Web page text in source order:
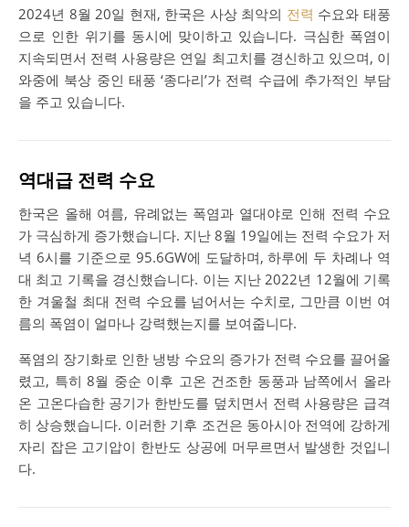
2024년 8월 20일 현재, 한국은 사상 최악의 전력 수요와 태풍
으로 인한 위기를 동시에 맞이하고 있습니다. 극심한 폭염이
지속되면서 전력 사용량은 연일 최고치를 경신하고 있으며, 이
와중에 북상 중인 태풍 ‘종다리’가 전력 수급에 추가적인 부담
을 주고 있습니다.
역대급 전력 수요
한국은 올해 여름, 유례없는 폭염과 열대야로 인해 전력 수요
가 극심하게 증가했습니다. 지난 8월 19일에는 전력 수요가 저
녁 6시를 기준으로 95.6GW에 도달하며, 하루에 두 차례나 역
대 최고 기록을 경신했습니다. 이는 지난 2022년 12월에 기록
한 겨울철 최대 전력 수요를 넘어서는 수치로, 그만큼 이번 여
름의 폭염이 얼마나 강력했는지를 보여줍니다.
폭염의 장기화로 인한 냉방 수요의 증가가 전력 수요를 끌어올
렸고, 특히 8월 중순 이후 고온 건조한 동풍과 남쪽에서 올라
온 고온다습한 공기가 한반도를 덮치면서 전력 사용량은 급격
히 상승했습니다. 이러한 기후 조건은 동아시아 전역에 강하게
자리 잡은 고기압이 한반도 상공에 머무르면서 발생한 것입니
다.